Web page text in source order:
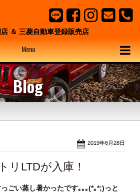
＆ 三菱自動車登録販売店
Menu
Blog
2019年6月28日
リLTDが入庫！
ごい蒸し暑かったです｡｡｡(*｡*;)っと